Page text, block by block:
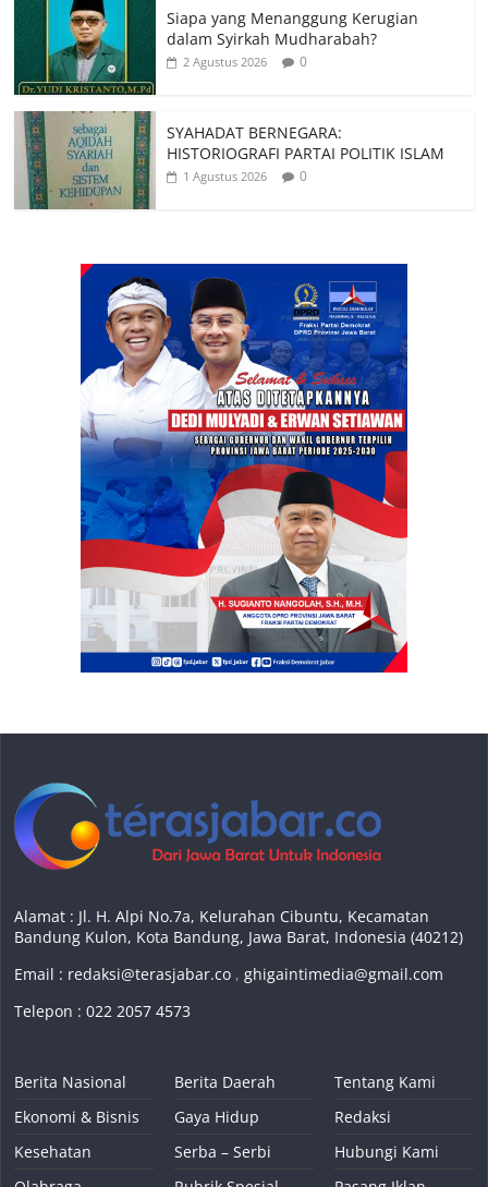
Siapa yang Menanggung Kerugian
dalam Syirkah Mudharabah?
2 Agustus 2026 0
SYAHADAT BERNEGARA:
HISTORIOGRAFI PARTAI POLITIK ISLAM
1 Agustus 2026 0
Alamat : Jl. H. Alpi No.7a, Kelurahan Cibuntu, Kecamatan
Bandung Kulon, Kota Bandung, Jawa Barat, Indonesia (40212)
Email : redaksi@terasjabar.co ,ghigaintimedia@gmail.com
Telepon : 022 2057 4573
Berita Nasional
Ekonomi & Bisnis
Kesehatan
Berita Daerah
Gaya Hidup
Serba – Serbi
Tentang Kami
Redaksi
Hubungi Kami